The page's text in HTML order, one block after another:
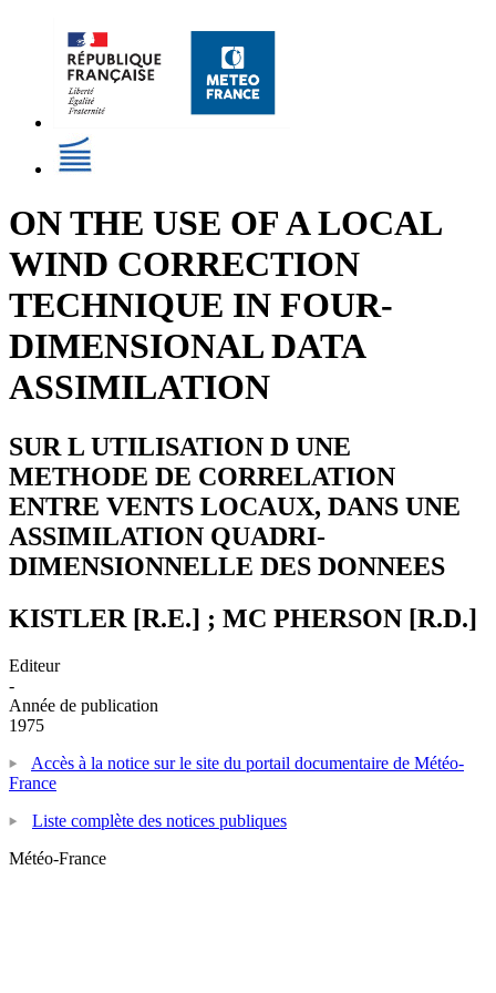
ON THE USE OF A LOCAL
WIND CORRECTION
TECHNIQUE IN FOUR-
DIMENSIONAL DATA
ASSIMILATION
SUR L UTILISATION D UNE
METHODE DE CORRELATION
ENTRE VENTS LOCAUX, DANS UNE
ASSIMILATION QUADRI-
DIMENSIONNELLE DES DONNEES
KISTLER [R.E.] ; MC PHERSON [R.D.]
Editeur
-
Année de publication
1975
Accès à la notice sur le site du portail documentaire de Météo-
France
Liste complète des notices publiques
Météo-France